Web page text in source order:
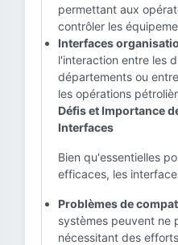
permettant aux
contrôler les
Interfaces
l'interaction entre les
départements ou
les opérations
Défis et Importance
Interfaces
Bien qu'essentielles
efficaces, les
Problèmes de
systèmes peuvent ne
nécessitant des